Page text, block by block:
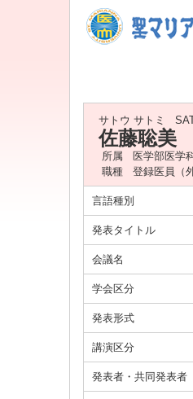
サトウ サトミ
佐藤聡美
所属
医学部医学
職種
登録医員（
言語種別
発表タイトル
会議名
学会区分
発表形式
講演区分
発表者・共同発表者